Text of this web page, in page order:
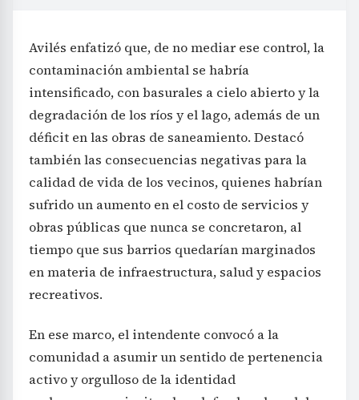
Avilés enfatizó que, de no mediar ese control, la
contaminación ambiental se habría
intensificado, con basurales a cielo abierto y la
degradación de los ríos y el lago, además de un
déficit en las obras de saneamiento. Destacó
también las consecuencias negativas para la
calidad de vida de los vecinos, quienes habrían
sufrido un aumento en el costo de servicios y
obras públicas que nunca se concretaron, al
tiempo que sus barrios quedarían marginados
en materia de infraestructura, salud y espacios
recreativos.
En ese marco, el intendente convocó a la
comunidad a asumir un sentido de pertenencia
activo y orgulloso de la identidad